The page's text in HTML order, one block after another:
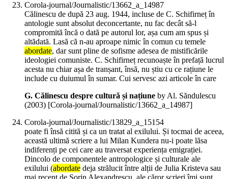
Corola-journal/Journalistic/13662_a_14987
Călinescu de după 23 aug. 1944, incluse de C. Schifirneț în
antologie sunt absolut deconcertante, nu fac decât să-l
compromită încă o dată pe autorul lor, așa cum am spus și
altădată. Lasă că n-au aproape nimic în comun cu temele
abordate, dar sunt pline de sofisme adesea de mistificările
ideologiei comuniste. C. Schifirneț recunoaște în prefață lucrul
acesta nu chiar așa de tranșant, însă, nu știu cu ce rațiune le
include cu duiumul în sumar. Cui servesc azi articole în care
G. Călinescu despre cultură și națiune by Al. Săndulescu
(2003) [Corola-journal/Journalistic/13662_a_14987]
Corola-journal/Journalistic/13829_a_15154
poate fi însă citită și ca un tratat al exilului. Și tocmai de aceea,
această ultimă scriere a lui Milan Kundera nu-i poate lăsa
indiferenți pe cei care au traversat experiența emigrației.
Dincolo de componentele antropologice și culturale ale
exilului (abordate deja strălucit între alții de Julia Kristeva sau